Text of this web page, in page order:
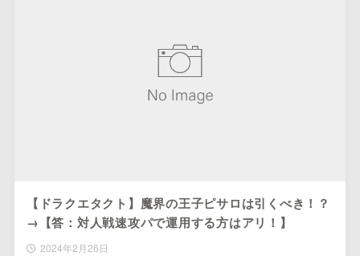
【ドラクエタクト】魔界の王子ピサロは引くべき！？
→【答：対人戦速攻パで運用する方はアリ！】
2024年2月26日